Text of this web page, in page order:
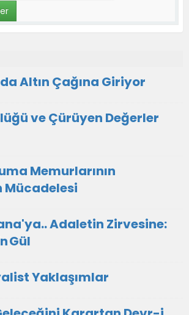
Altın Çağına Giriyor
ve Çürüyen Değerler
Memurlarının
Mücadelesi
Adaletin Zirvesine:
Gül
Yaklaşımlar